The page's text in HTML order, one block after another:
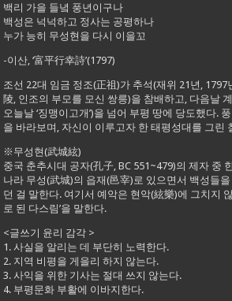
백리 가을 들녘 풍년이구나
백성은 넉넉하고 정사는 공평하나
누가 능히 무성현을 다시 이을꼬
-이산, ‘富平行幸詩’(1797)
조선 22대 임금 정조(正祖)가 추석(재위 21년,
陵, 인조의 부모를 모신 쌍릉)을 참배하고, 다음날
오늘날 ‘징맹이고개’)을 넘어 부평 땅에 당도했다.
을 바라보며, 자신이 이루고자 한 태평성대를 그린
※무성현(武城絃)
중국 춘추시대 공자(孔子, BC 551~479)의 제자 중
나라 무성(武城)의 읍재(邑宰)로 있으면서 백성들을
던 걸 말한다. 여기서 예악은 현악(絃樂)에 그치지
로 된 다스림’을 말한다.
<글쓰기 윤리 감각 >
1. 사실을 알리는 데 부단히 노력한다.
2. 지역 비평을 게을리 하지 않는다.
3. 사익을 위한 기사는 절대 쓰지 않는다.
4. 부평문화 부활에 이바지한다.